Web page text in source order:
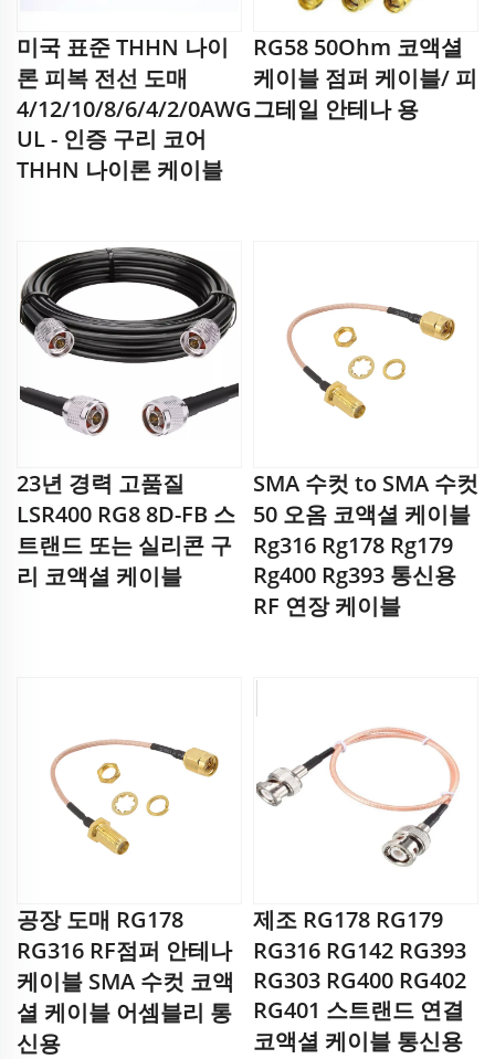
미국 표준 THHN 나이
론 피복 전선 도매
4/12/10/8/6/4/2/0AWG
UL - 인증 구리 코어
THHN 나이론 케이블
RG58 50Ohm 코액셜
케이블 점퍼 케이블/ 피
그테일 안테나 용
23년 경력 고품질
LSR400 RG8 8D-FB 스
트랜드 또는 실리콘 구
리 코액셜 케이블
SMA 수컷 to SMA 수컷
50 오옴 코액셜 케이블
Rg316 Rg178 Rg179
Rg400 Rg393 통신용
RF 연장 케이블
공장 도매 RG178
RG316 RF점퍼 안테나
케이블 SMA 수컷 코액
셜 케이블 어셈블리 통
신용
제조 RG178 RG179
RG316 RG142 RG393
RG303 RG400 RG402
RG401 스트랜드 연결
코액셜 케이블 통신용